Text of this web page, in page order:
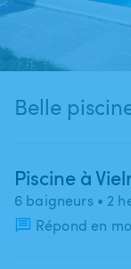
Belle
Piscine à
6 baigneurs • 2
Répond en